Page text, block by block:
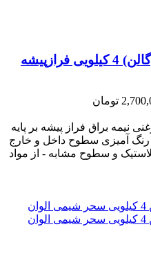
تومان
نیمه براق فراز پیشه بر پایه
رنگ آمیزی سطوح داخل و خارج
و سطوح مشابه - از مواد